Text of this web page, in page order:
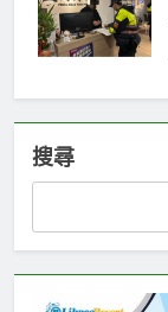
搜尋